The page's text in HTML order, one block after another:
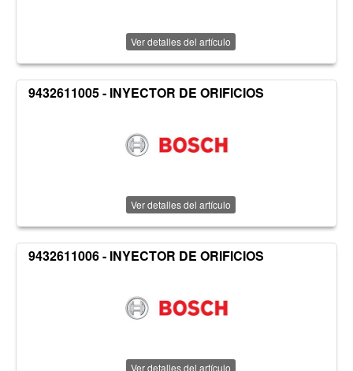
Ver detalles del artículo
9432611005 - INYECTOR DE ORIFICIOS
Ver detalles del artículo
9432611006 - INYECTOR DE ORIFICIOS
Ver detalles del artículo